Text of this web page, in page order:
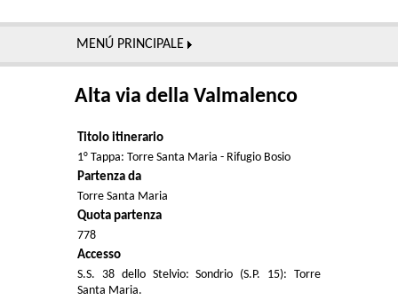
MENÚ PRINCIPALE
Alta via della Valmalenco
Titolo itinerario
1° Tappa: Torre Santa Maria - Rifugio Bosio
Partenza da
Torre Santa Maria
Quota partenza
778
Accesso
S.S. 38 dello Stelvio: Sondrio (S.P. 15): Torre
Santa Maria.